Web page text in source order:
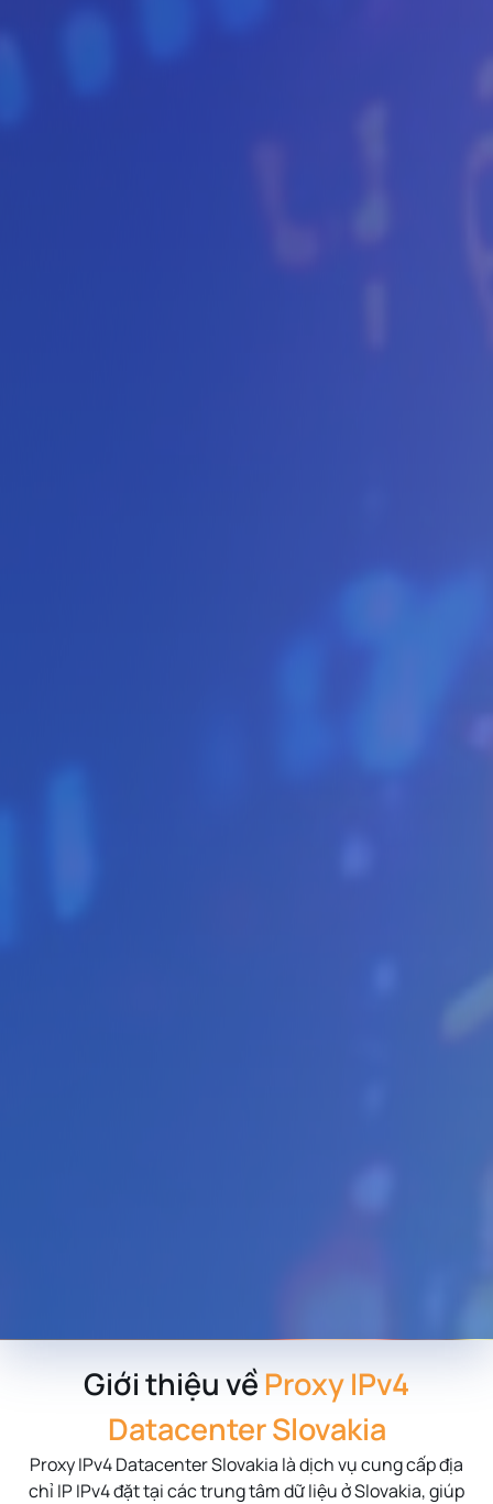
Giới thiệu về Proxy IPv4
Datacenter Slovakia
Proxy IPv4 Datacenter Slovakia là dịch vụ cung cấp địa
chỉ IP IPv4 đặt tại các trung tâm dữ liệu ở Slovakia, giúp